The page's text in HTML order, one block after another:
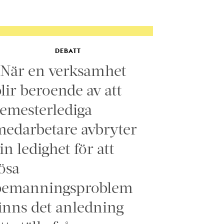
DEBATT
en verksamhet
beroende av att
avbryter
ledighet för att
det anledning